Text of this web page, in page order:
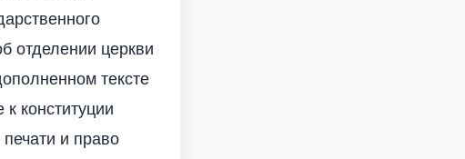
отделении церкви
тексте
конституции
и право